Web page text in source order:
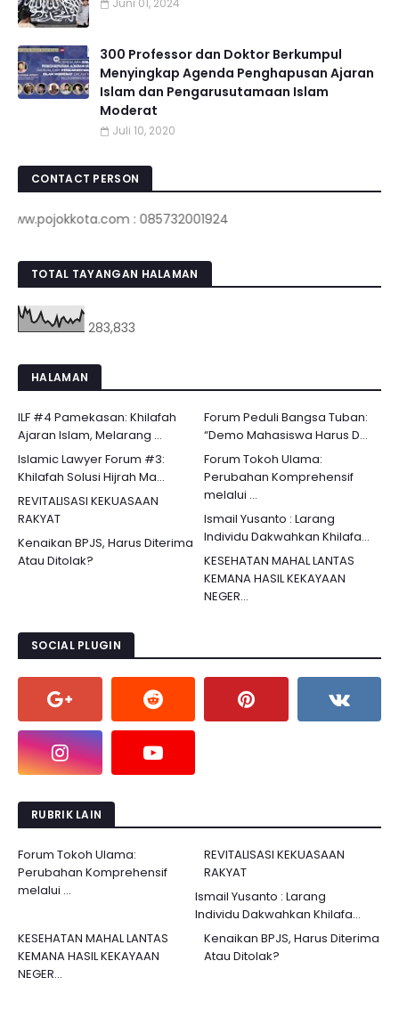
Juni 01, 2024
300 Professor dan Doktor Berkumpul
Menyingkap Agenda Penghapusan Ajaran
Islam dan Pengarusutamaan Islam
Moderat
Juli 10, 2020
CONTACT PERSON
: 085732001924
TOTAL TAYANGAN HALAMAN
283,833
HALAMAN
ILF #4 Pamekasan: Khilafah
Ajaran Islam, Melarang ...
Forum Peduli Bangsa Tuban:
“Demo Mahasiswa Harus D...
Islamic Lawyer Forum #3:
Khilafah Solusi Hijrah Ma...
Forum Tokoh Ulama:
Perubahan Komprehensif
melalui ...
REVITALISASI KEKUASAAN
RAKYAT
Ismail Yusanto : Larang
Individu Dakwahkan Khilafa...
Kenaikan BPJS, Harus Diterima
Atau Ditolak?
KESEHATAN MAHAL LANTAS
KEMANA HASIL KEKAYAAN
NEGER...
SOCIAL PLUGIN
RUBRIK LAIN
Forum Tokoh Ulama:
Perubahan Komprehensif
melalui ...
REVITALISASI KEKUASAAN
RAKYAT
Ismail Yusanto : Larang
Individu Dakwahkan Khilafa...
Kenaikan BPJS, Harus Diterima
Atau Ditolak?
KESEHATAN MAHAL LANTAS
KEMANA HASIL KEKAYAAN
NEGER...